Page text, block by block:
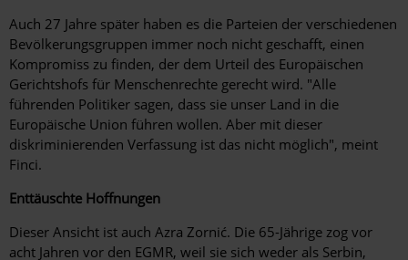
Auch 27 Jahre später haben es die Parteien der verschiedenen
Bevölkerungsgruppen immer noch nicht geschafft, ­einen
Kompromiss zu finden, der dem Urteil des Europäischen
Gerichtshofs für Menschenrechte gerecht wird. "Alle
führenden Politiker sagen, dass sie unser Land in die
Europäische Union führen wollen. Aber mit dieser
diskriminierenden Verfassung ist das nicht möglich", meint
Finci.
Enttäuschte Hoffnungen
Dieser Ansicht ist auch Azra Zornić. Die 65-Jährige zog vor
acht Jahren vor den EGMR, weil sie sich weder als Serbin,